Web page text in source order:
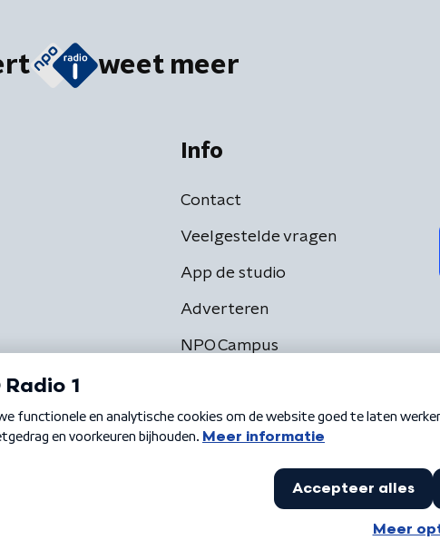
weet meer
Info
Contact
Veelgestelde vragen
App de studio
Adverteren
NPO Campus
Privacybeleid